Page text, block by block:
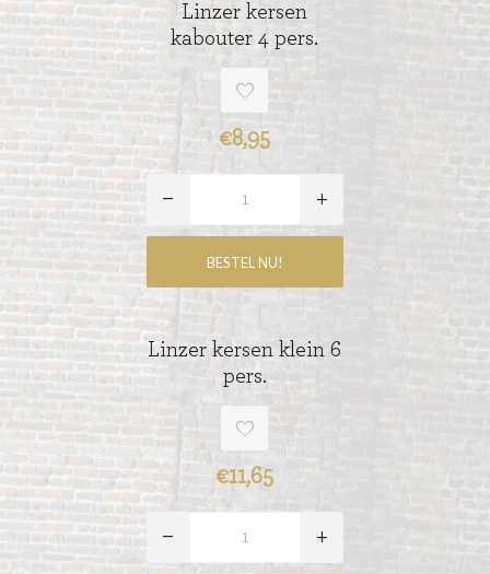
Linzer kersen
kabouter 4 pers.
€8,95
Linzer kersen klein 6
pers.
€11,65